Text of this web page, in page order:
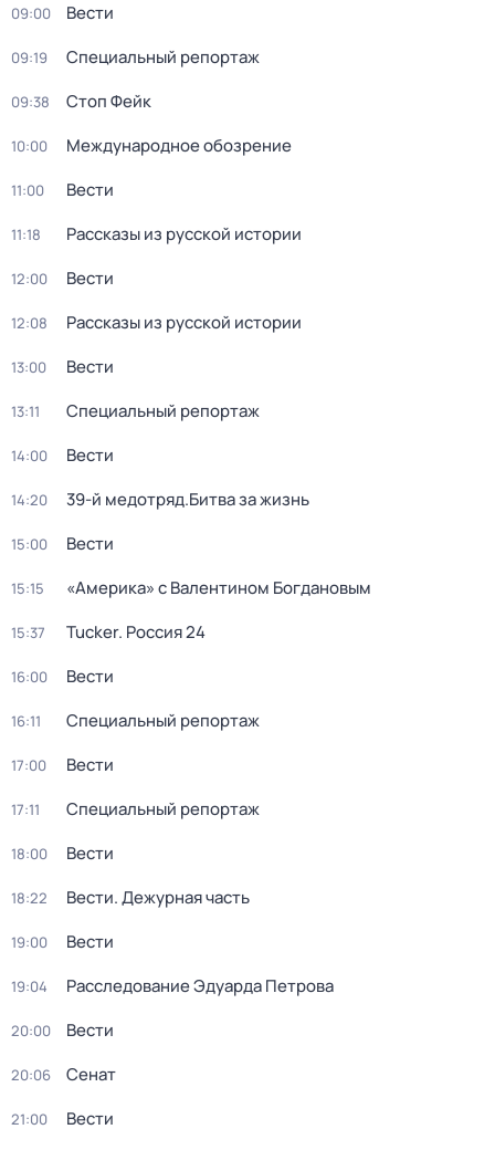
09:00 Вести
09:19 Специальный репортаж
09:38 Стоп Фейк
10:00 Международное обозрение
11:00 Вести
11:18 Рассказы из русской истории
12:00 Вести
12:08 Рассказы из русской истории
13:00 Вести
13:11 Специальный репортаж
14:00 Вести
14:20 39-й медотряд.Битва за жизнь
15:00 Вести
15:15 «Америка» с Валентином Богдановым
15:37 Tucker. Россия 24
16:00 Вести
16:11 Специальный репортаж
17:00 Вести
17:11 Специальный репортаж
18:00 Вести
18:22 Вести. Дежурная часть
19:00 Вести
19:04 Расследование Эдуарда Петрова
20:00 Вести
20:06 Сенат
21:00 Вести